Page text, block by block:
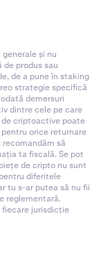
și nu
produs sau
de a pune în staking
strategie specifică
demersuri
dintre cele pe care
de criptoactive poate
orice returnare
să
ta fiscală. Se pot
de cripto nu sunt
diferitele
tu s-ar putea să nu fii
reglementară.
jurisdicție